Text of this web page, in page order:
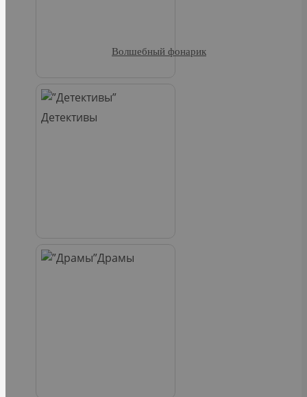
Детективы
Драмы
Волшебный фонарик